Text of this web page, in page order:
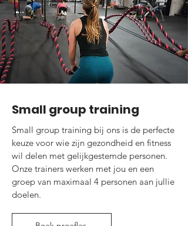
Small group training
Small group training bij ons is de perfecte
keuze voor wie zijn gezondheid en fitness
wil delen met gelijkgestemde personen.
Onze trainers werken met jou en een
groep van maximaal 4 personen aan jullie
doelen.